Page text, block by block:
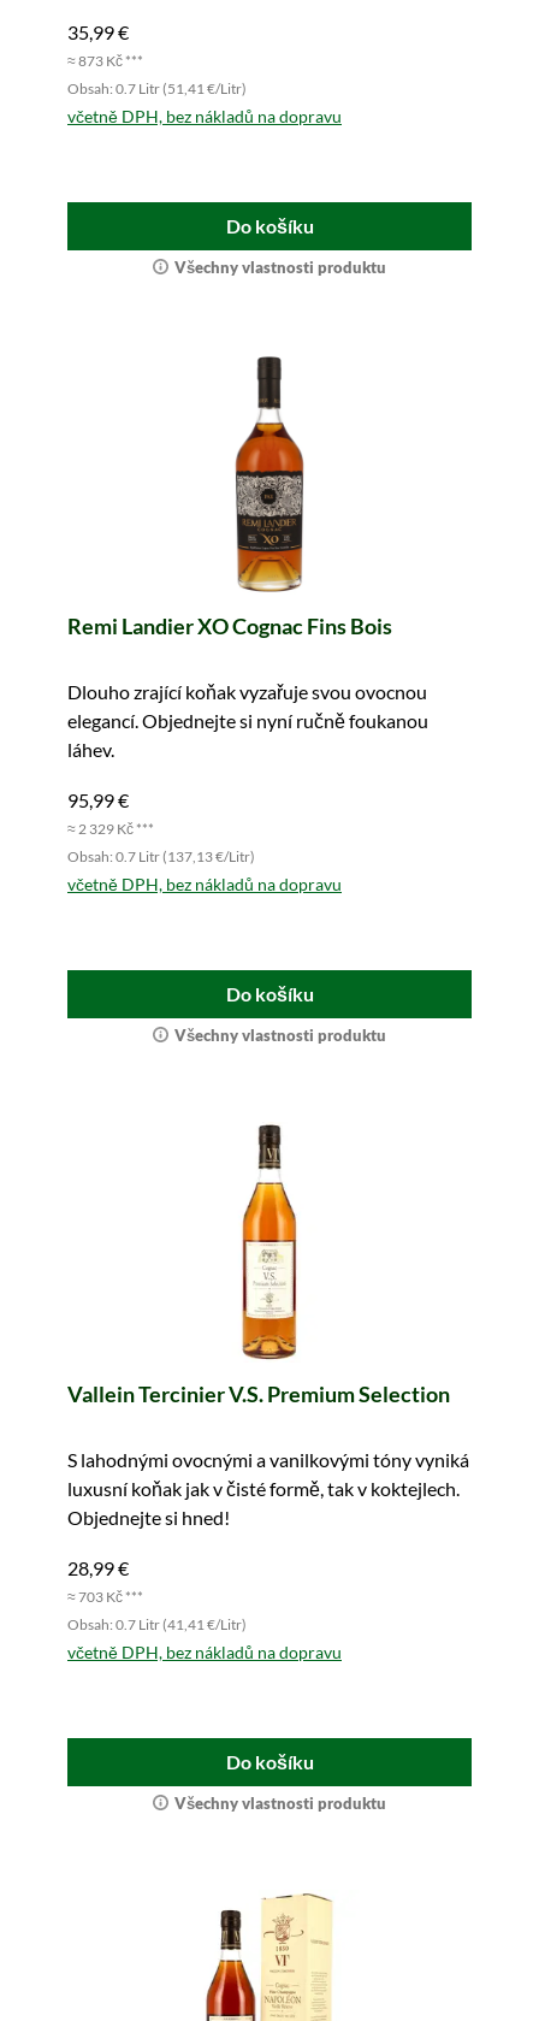
35,99 €
≈ 873 Kč ***
Obsah: 0.7 Litr (51,41 €/Litr)
včetně DPH, bez nákladů na dopravu
Do košíku
Všechny vlastnosti produktu
Remi Landier XO Cognac Fins Bois
Dlouho zrající koňak vyzařuje svou ovocnou
elegancí. Objednejte si nyní ručně foukanou
láhev.
95,99 €
≈ 2 329 Kč ***
Obsah: 0.7 Litr (137,13 €/Litr)
včetně DPH, bez nákladů na dopravu
Do košíku
Všechny vlastnosti produktu
Vallein Tercinier V.S. Premium Selection
S lahodnými ovocnými a vanilkovými tóny vyniká
luxusní koňak jak v čisté formě, tak v koktejlech.
Objednejte si hned!
28,99 €
≈ 703 Kč ***
Obsah: 0.7 Litr (41,41 €/Litr)
včetně DPH, bez nákladů na dopravu
Do košíku
Všechny vlastnosti produktu